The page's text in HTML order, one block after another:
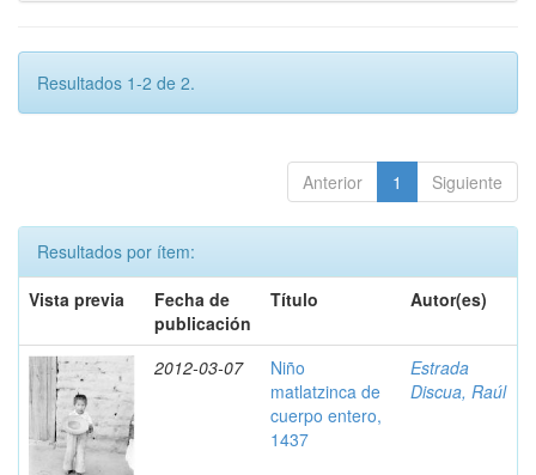
Resultados 1-2 de 2.
Anterior 1 Siguiente
Resultados por ítem:
Vista previa
Fecha de
publicación
Título Autor(es)
2012-03-07
Niño
matlatzinca de
cuerpo entero,
1437
Estrada
Discua, Raúl